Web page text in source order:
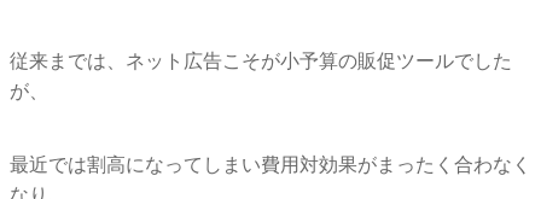
従来までは、ネット広告こそが小予算の販促ツールでした
が、
最近では割高になってしまい費用対効果がまったく合わなく
なり、